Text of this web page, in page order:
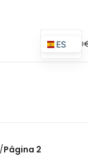
0,00
Página 2
ES
EN